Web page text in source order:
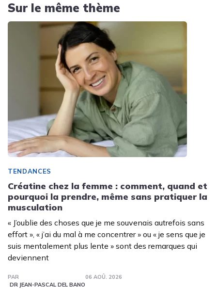
Sur le même thème
TENDANCES
Créatine chez la femme : comment, quand et
pourquoi la prendre, même sans pratiquer la
musculation
« J’oublie des choses que je me souvenais autrefois sans
effort », « j’ai du mal à me concentrer » ou « je sens que je
suis mentalement plus lente » sont des remarques qui
deviennent
PAR
DR JEAN-PASCAL DEL BANO
06 AOÛ. 2026